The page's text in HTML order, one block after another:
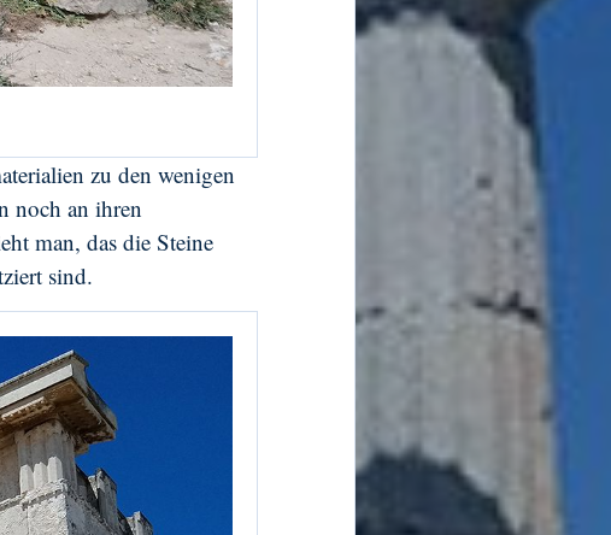
zu den wenigen
noch an ihren
man, das die Steine
sind.